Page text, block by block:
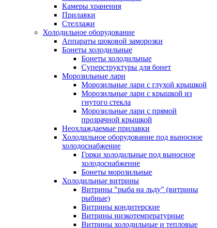
Камеры хранения
Прилавки
Стеллажи
Холодильное оборудование
Аппараты шоковой заморозки
Бонеты холодильные
Бонеты холодильные
Суперструктуры для бонет
Морозильные лари
Морозильные лари с глухой крышкой
Морозильные лари с крышкой из
гнутого стекла
Морозильные лари с прямой
прозрачной крышкой
Неохлаждаемые прилавки
Холодильное оборудование под выносное
холодоснабжение
Горки холодильные под выносное
холодоснабжение
Бонеты морозильные
Холодильные витрины
Витрины "рыба на льду" (витрины
рыбные)
Витрины кондитерские
Витрины низкотемпературные
Витрины холодильные и тепловые